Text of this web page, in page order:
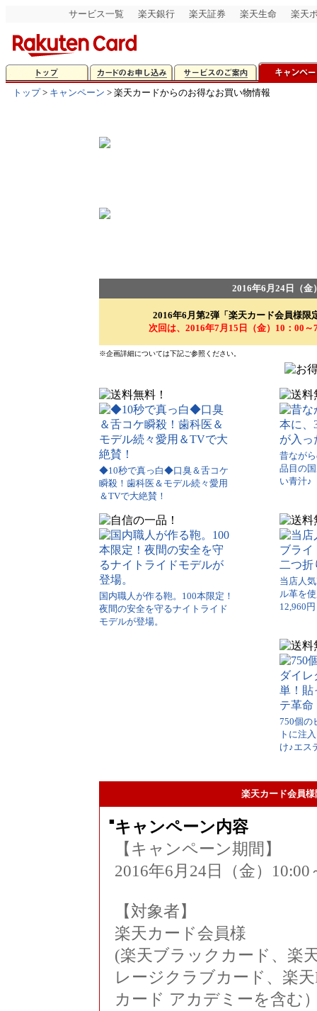
サービス一覧 楽天銀行 楽天証券 楽天生命 楽天
トップ> キャンペーン > 楽天カードからのお得なお買い物情報
2016年6月24日（金
2016年6月第2弾「楽天カード会員様
次回は、2016年7月15日（金）10：00
※企画詳細については下記ご参照ください。
◆10秒で真っ白◆口臭＆舌コケ
瞬殺！歯科医＆モデル続々愛用
＆TVで大絶賛！
昔なが
品目の
い青汁♪
国内職人が作る鞄。100本限定！
夜間の安全を守るナイトライド
モデルが登場。
当店人
ル革を
12,960円
750個の
トに注
け♪エス
楽天カード会員
■ キャンペーン内容
【キャンペーン期間】
2016年6月24日（金）
【対象者】
楽天カード会員様
(楽天ブラックカード、楽
レージクラブカード、楽
カード アカデミーを含む